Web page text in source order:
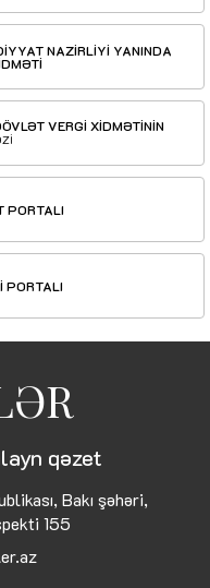
NAZİRLİYİ YANINDA
VERGİ XİDMƏTİNİN
PORTALI
PORTALI
qəzet
Bakı şəhəri,
155